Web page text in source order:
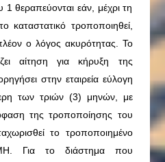
θεραπεύονται εάν, μέχρι τη
καταστατικό τροποποιηθεί,
ο λόγος ακυρότητας. Το
αίτηση για κήρυξη της
στην εταιρεία εύλογη
των τριών (3) μηνών, με
της τροποποίησης του
το τροποποιημένο
Για το διάστημα που